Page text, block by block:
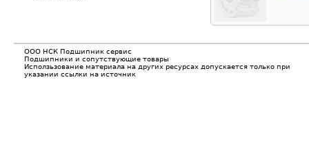
ООО НСК Подшипник сервис
Подшипники и сопутствующие товары
Исползьзование материала на других ресурсах допускается только при
указании ссылки на источник